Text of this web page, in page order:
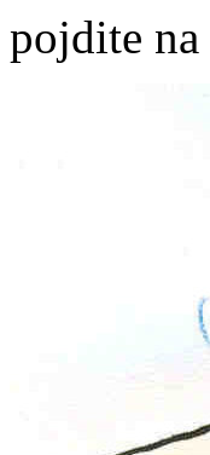
pojdite na